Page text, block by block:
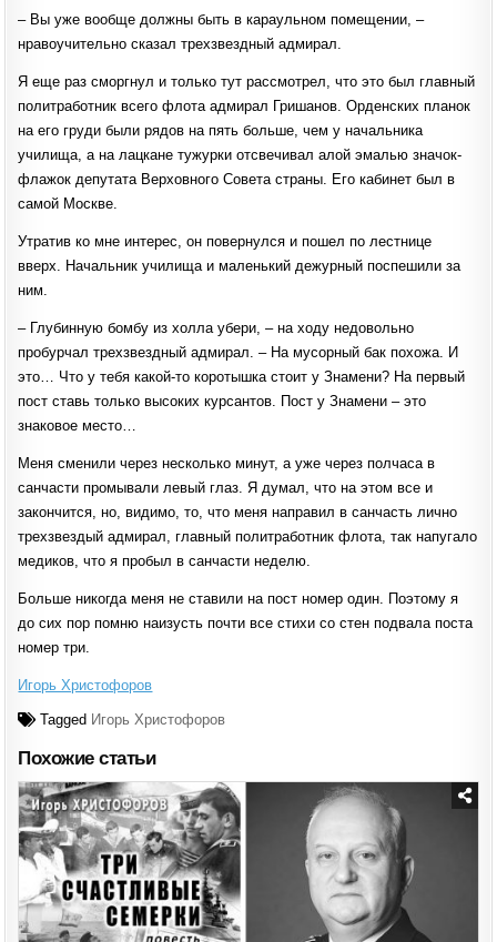
‒ Вы уже вообще должны быть в караульном помещении, ‒
нравоучительно сказал трехзвездный адмирал.
Я еще раз сморгнул и только тут рассмотрел, что это был главный
политработник всего флота адмирал Гришанов. Орденских планок
на его груди были рядов на пять больше, чем у начальника
училища, а на лацкане тужурки отсвечивал алой эмалью значок-
флажок депутата Верховного Совета страны. Его кабинет был в
самой Москве.
Утратив ко мне интерес, он повернулся и пошел по лестнице
вверх. Начальник училища и маленький дежурный поспешили за
ним.
‒ Глубинную бомбу из холла убери, ‒ на ходу недовольно
пробурчал трехзвездный адмирал. ‒ На мусорный бак похожа. И
это… Что у тебя какой-то коротышка стоит у Знамени? На первый
пост ставь только высоких курсантов. Пост у Знамени ‒ это
знаковое место…
Меня сменили через несколько минут, а уже через полчаса в
санчасти промывали левый глаз. Я думал, что на этом все и
закончится, но, видимо, то, что меня направил в санчасть лично
трехзвездый адмирал, главный политработник флота, так напугало
медиков, что я пробыл в санчасти неделю.
Больше никогда меня не ставили на пост номер один. Поэтому я
до сих пор помню наизусть почти все стихи со стен подвала поста
номер три.
Игорь Христофоров
Tagged Игорь Христофоров
Похожие статьи
Posted
in